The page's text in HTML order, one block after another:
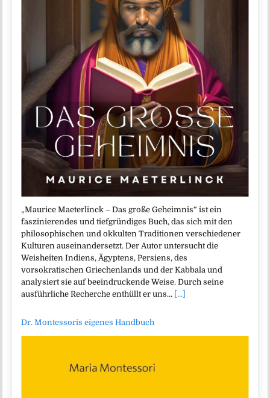
„Maurice Maeterlinck – Das große Geheimnis“ ist ein
faszinierendes und tiefgründiges Buch, das sich mit den
philosophischen und okkulten Traditionen verschiedener
Kulturen auseinandersetzt. Der Autor untersucht die
Weisheiten Indiens, Ägyptens, Persiens, des
vorsokratischen Griechenlands und der Kabbala und
analysiert sie auf beeindruckende Weise. Durch seine
ausführliche Recherche enthüllt er uns… [...]
Dr. Montessoris eigenes Handbuch